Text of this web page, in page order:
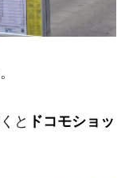
と ドコモショッ